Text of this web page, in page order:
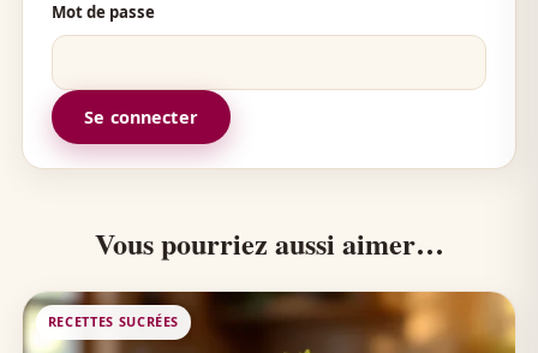
Mot de passe
Se connecter
Vous pourriez aussi aimer…
RECETTES SUCRÉES